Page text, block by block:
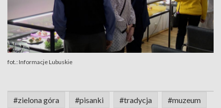
fot.: Informacje Lubuskie
#zielona góra #pisanki #tradycja #muzeum